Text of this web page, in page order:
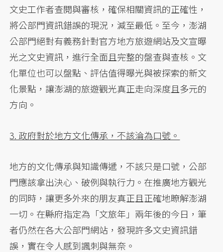
文史工作者查閱與審核，確保相關資訊的正確性，
將公部門資訊錯誤的現況，減至最低。至今，澎湖
公部門絕對有義務針對官方地方旅遊網站及文宣曝
光之文史資訊，進行全面且完整的盤查與查核。文
化單位也可以盤點、評估值得曝光與被探索的新文
化景點，讓澎湖的旅遊觀光真正走向深度且多元的
方向。
3. 政府對於地方文化傳承，不該淪為口號。
地方的文化傳承與知識傳遞，不該只是口號，公部
門應該拿出決心、破例與執行力。在推廣地方觀光
的同時，讓更多外來的朋友真正且正確地瞭解澎湖
一切。在縣府指定為「文旅年」兩年後的今日，筆
者仍然在各大公部門網站，發現許多文史資訊錯
誤，實在令人感到諷刺與無奈。